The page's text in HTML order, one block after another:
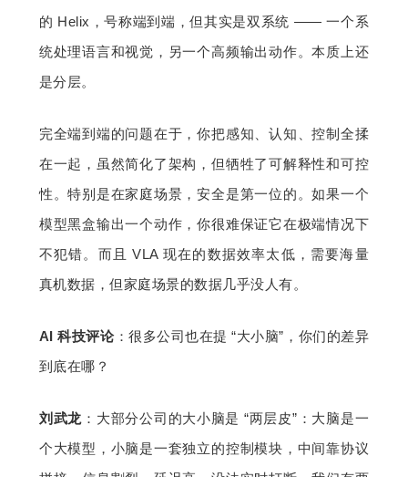
的 Helix，号称端到端，但其实是双系统 —— 一个系
统处理语言和视觉，另一个高频输出动作。本质上还
是分层。
完全端到端的问题在于，你把感知、认知、控制全揉
在一起，虽然简化了架构，但牺牲了可解释性和可控
性。特别是在家庭场景，安全是第一位的。如果一个
模型黑盒输出一个动作，你很难保证它在极端情况下
不犯错。而且 VLA 现在的数据效率太低，需要海量
真机数据，但家庭场景的数据几乎没人有。
AI 科技评论：很多公司也在提 “大小脑”，你们的差异
到底在哪？
刘武龙 ：大部分公司的大小脑是 “两层皮”：大脑是一
个大模型，小脑是一套独立的控制模块，中间靠协议